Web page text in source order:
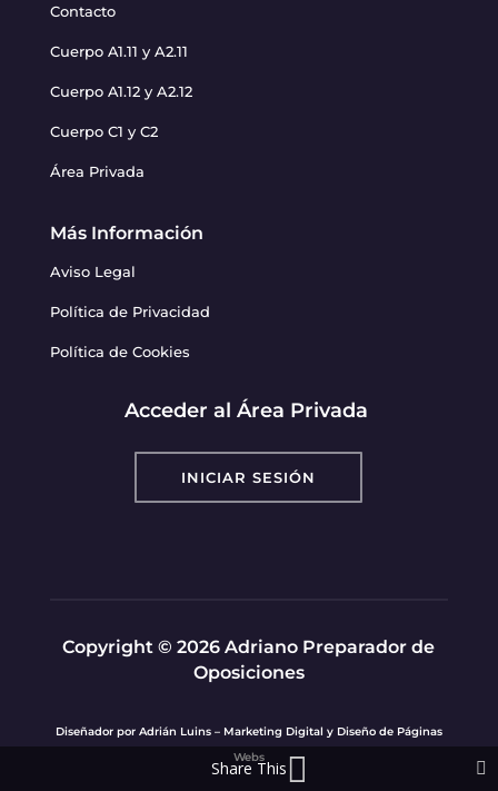
Contacto
Cuerpo A1.11 y A2.11
Cuerpo A1.12 y A2.12
Cuerpo C1 y C2
Área Privada
Más Información
Aviso Legal
Política de Privacidad
Política de Cookies
Acceder al Área Privada
INICIAR SESIÓN
Copyright © 2026 Adriano Preparador de
Oposiciones
Diseñador por Adrián Luins – Marketing Digital y Diseño de Páginas
Webs
Share This